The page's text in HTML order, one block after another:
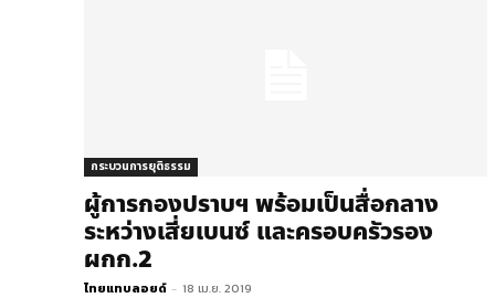
กระบวนการยุติธรรม
ผู้การกองปราบฯ พร้อมเป็นสื่อกลาง
ระหว่างเสี่ยเบนซ์ และครอบครัวรอง
ผกก.2​
ไทยแทบลอยด์ - 18 เม.ย. 2019